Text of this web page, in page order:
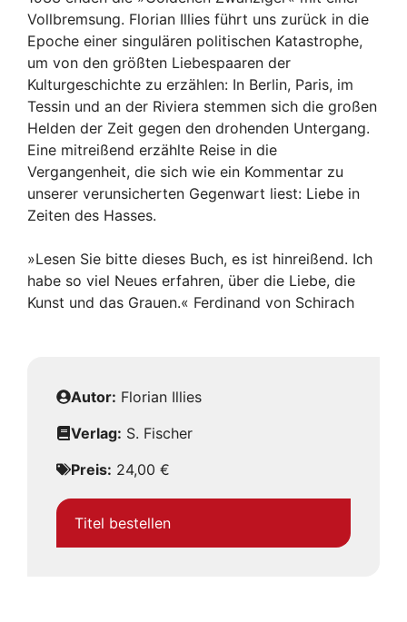
Vollbremsung. Florian Illies führt uns zurück in die
Epoche einer singulären politischen Katastrophe,
um von den größten Liebespaaren der
Kulturgeschichte zu erzählen: In Berlin, Paris, im
Tessin und an der Riviera stemmen sich die großen
Helden der Zeit gegen den drohenden Untergang.
Eine mitreißend erzählte Reise in die
Vergangenheit, die sich wie ein Kommentar zu
unserer verunsicherten Gegenwart liest: Liebe in
Zeiten des Hasses.
»Lesen Sie bitte dieses Buch, es ist hinreißend. Ich
habe so viel Neues erfahren, über die Liebe, die
Kunst und das Grauen.« Ferdinand von Schirach
Autor: Florian Illies
Verlag: S. Fischer
Preis: 24,00 €
Titel bestellen